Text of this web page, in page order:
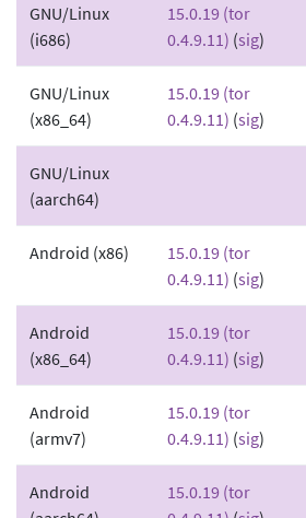
GNU/Linux
(i686)
15.0.19 (tor
0.4.9.11) (sig)
GNU/Linux
(x86_64)
15.0.19 (tor
0.4.9.11) (sig)
GNU/Linux
(aarch64)
Android (x86)
15.0.19 (tor
0.4.9.11) (sig)
Android
(x86_64)
15.0.19 (tor
0.4.9.11) (sig)
Android
(armv7)
15.0.19 (tor
0.4.9.11) (sig)
Android
15.0.19 (tor